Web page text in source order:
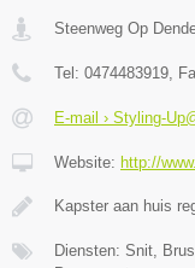
Steenweg Op
Tel: 0474483919 ,
E-mail › Styling-
Website: http://
Kapster aan huis
Diensten: Snit,